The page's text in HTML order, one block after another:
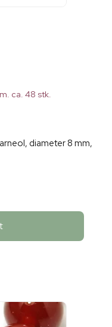
ca. 48 stk.
diameter 8 mm,